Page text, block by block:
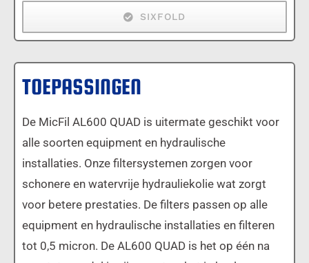
SIXFOLD
TOEPASSINGEN
De MicFil AL600 QUAD is uitermate geschikt voor
alle soorten equipment en hydraulische
installaties. Onze filtersystemen zorgen voor
schonere en watervrije hydrauliekolie wat zorgt
voor betere prestaties. De filters passen op alle
equipment en hydraulische installaties en filteren
tot 0,5 micron. De AL600 QUAD is het op één na